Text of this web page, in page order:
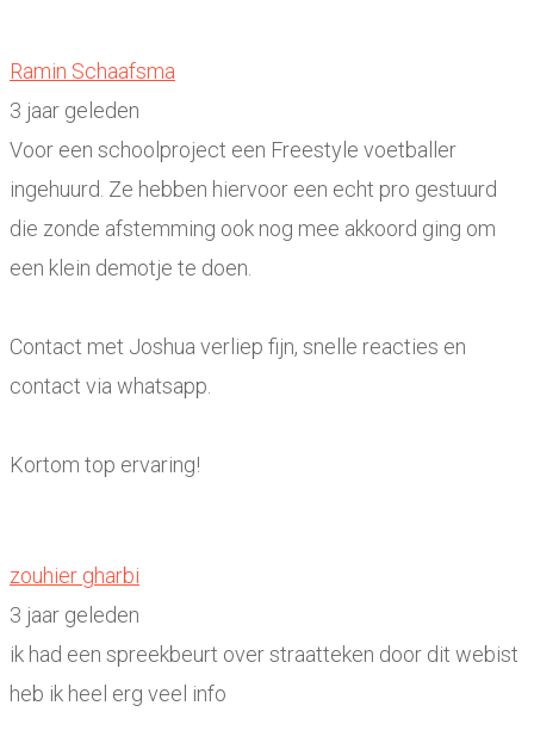
Ramin Schaafsma
3 jaar geleden
Voor een schoolproject een Freestyle voetballer
ingehuurd. Ze hebben hiervoor een echt pro gestuurd
die zonde afstemming ook nog mee akkoord ging om
een klein demotje te doen.
Contact met Joshua verliep fijn, snelle reacties en
contact via whatsapp.
Kortom top ervaring!
zouhier gharbi
3 jaar geleden
ik had een spreekbeurt over straatteken door dit webist
heb ik heel erg veel info